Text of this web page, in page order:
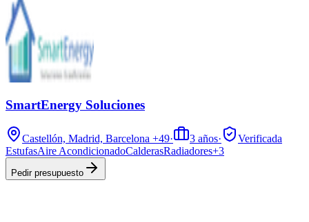
SmartEnergy Soluciones
Castellón, Madrid, Barcelona +49· 3 años·
Verificada
EstufasAire AcondicionadoCalderasRadiadores+3
Pedir presupuesto